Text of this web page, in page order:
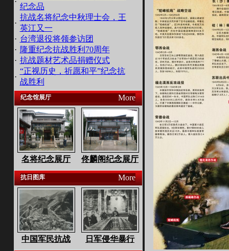
纪念品
·
抗战名将纪念中秋理士会，王
英江又一
· 台湾退役将领参访团
· 隆重纪念抗战胜利70周年
· 抗战题材艺术品捐赠仪式
·
“正视历史，祈愿和平”纪念抗
战胜利
纪念馆展厅 More
名将纪念展厅 佟麟阁纪念展厅
抗日图库 More
中国军民抗战 日军侵华暴行